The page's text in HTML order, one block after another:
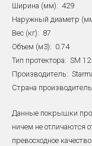
Ширина (мм): 429
Наружный диаметр
Вес (кг): 87
Объем (м3): 0.74
Тип протектора: SM
Производитель:
Страна
Данные покрышки
ничем не отличаются
превосходное